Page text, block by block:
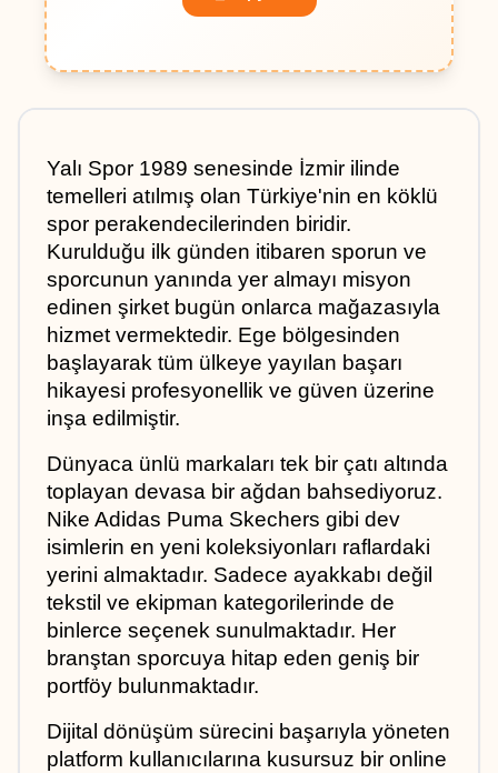
Yalı Spor 1989 senesinde İzmir ilinde
temelleri atılmış olan Türkiye'nin en köklü
spor perakendecilerinden biridir.
Kurulduğu ilk günden itibaren sporun ve
sporcunun yanında yer almayı misyon
edinen şirket bugün onlarca mağazasıyla
hizmet vermektedir. Ege bölgesinden
başlayarak tüm ülkeye yayılan başarı
hikayesi profesyonellik ve güven üzerine
inşa edilmiştir.
Dünyaca ünlü markaları tek bir çatı altında
toplayan devasa bir ağdan bahsediyoruz.
Nike Adidas Puma Skechers gibi dev
isimlerin en yeni koleksiyonları raflardaki
yerini almaktadır. Sadece ayakkabı değil
tekstil ve ekipman kategorilerinde de
binlerce seçenek sunulmaktadır. Her
branştan sporcuya hitap eden geniş bir
portföy bulunmaktadır.
Dijital dönüşüm sürecini başarıyla yöneten
platform kullanıcılarına kusursuz bir online